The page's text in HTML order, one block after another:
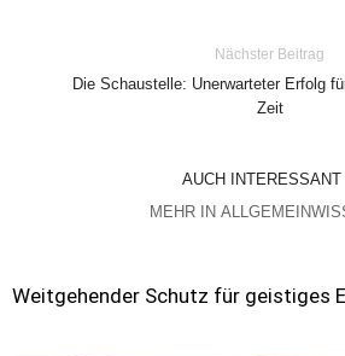
Nächster Beitrag
Die Schaustelle: Unerwarteter Erfolg
Zeit
AUCH INTERESSANT
MEHR IN
Weitgehender Schutz für geistiges